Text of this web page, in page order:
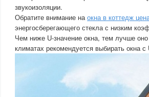
звукоизоляции.
Обратите внимание наокна в коттедж
энергосберегающего стекла с низким
Чем ниже U-значение окна, тем лучше
климатах рекомендуется выбирать окна